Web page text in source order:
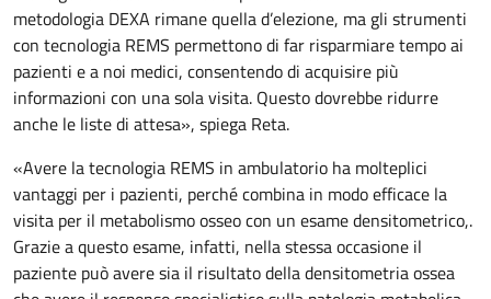
metodologia DEXA rimane quella d’elezione, ma gli strumenti
con tecnologia REMS permettono di far risparmiare tempo ai
pazienti e a noi medici, consentendo di acquisire più
informazioni con una sola visita. Questo dovrebbe ridurre
anche le liste di attesa», spiega Reta.
«Avere la tecnologia REMS in ambulatorio ha molteplici
vantaggi per i pazienti, perché combina in modo efficace la
visita per il metabolismo osseo con un esame densitometrico,.
Grazie a questo esame, infatti, nella stessa occasione il
paziente può avere sia il risultato della densitometria ossea